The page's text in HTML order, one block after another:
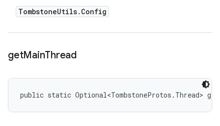
TombstoneUtils. Config
getMainThread
public static Optional<TombstoneProtos.Thread>